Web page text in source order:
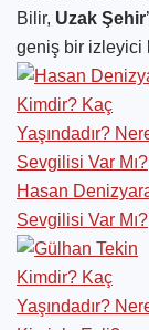
Bilir, Uzak Şehir
geniş bir izleyici
Hasan
Sevgilisi Var Mı?